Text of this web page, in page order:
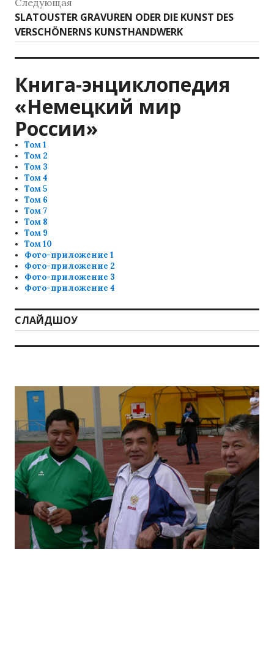
Следующая
Следующая
запись:
SLATOUSTER GRAVUREN ODER DIE KUNST DES
VERSCHÖNERNS KUNSTHANDWERK
Книга-энциклопедия
«Немецкий мир
России»
Том 1
Том 2
Том 3
Том 4
Том 5
Том 6
Том 7
Том 8
Том 9
Том 10
Фото-приложение 1
Фото-приложение 2
Фото-приложение 3
Фото-приложение 4
СЛАЙДШОУ